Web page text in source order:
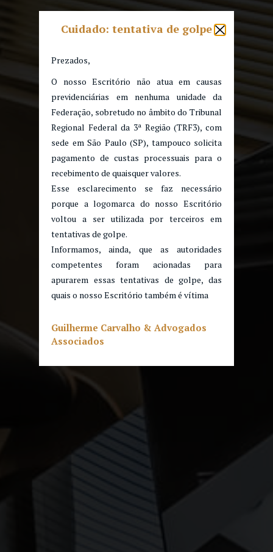
Cuidado: tentativa de golpe
Prezados,
O nosso Escritório não atua em causas
previdenciárias em nenhuma unidade da
Federação, sobretudo no âmbito do Tribunal
Regional Federal da 3ª Região (TRF3), com
sede em São Paulo (SP), tampouco solicita
pagamento de custas processuais para o
recebimento de quaisquer valores.
Esse esclarecimento se faz necessário
porque a logomarca do nosso Escritório
voltou a ser utilizada por terceiros em
tentativas de golpe.
Informamos, ainda, que as autoridades
competentes foram acionadas para
apurarem essas tentativas de golpe, das
quais o nosso Escritório também é vítima
Guilherme Carvalho & Advogados
Associados